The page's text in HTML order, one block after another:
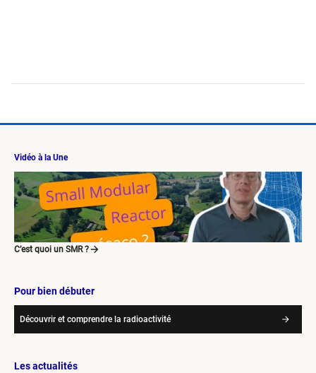
Vidéo à la Une
C’est quoi un SMR ?
Pour bien débuter
Découvrir et comprendre la radioactivité
Les actualités